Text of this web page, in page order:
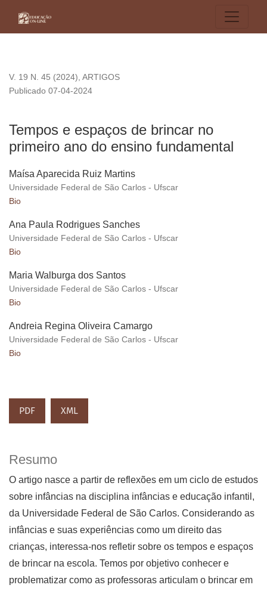
V. 19 N. 45 (2024), ARTIGOS
Tempos e espaços de brincar no
primeiro ano do ensino fundamental
Publicado 07-04-2024
Maísa Aparecida Ruiz Martins
Universidade Federal de São Carlos - Ufscar
Bio
Ana Paula Rodrigues Sanches
Universidade Federal de São Carlos - Ufscar
Bio
Maria Walburga dos Santos
Universidade Federal de São Carlos - Ufscar
Bio
Andreia Regina Oliveira Camargo
Universidade Federal de São Carlos - Ufscar
Bio
PDF XML
Resumo
O artigo nasce a partir de reflexões em um ciclo de estudos
sobre infâncias na disciplina infâncias e educação infantil,
da Universidade Federal de São Carlos. Considerando as
infâncias e suas experiências como um direito das
crianças, interessa-nos refletir sobre os tempos e espaços
de brincar na escola. Temos por objetivo conhecer e
problematizar como as professoras articulam o brincar em